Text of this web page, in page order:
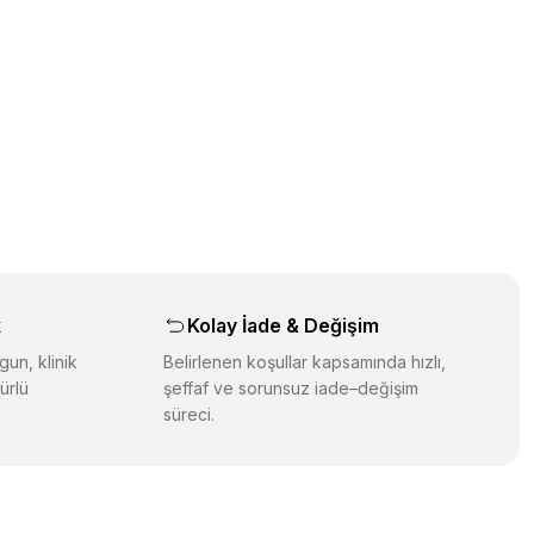
klinik
Kolay İade & Değişim
Belirlenen koşullar kapsamında hızlı,
şeffaf ve sorunsuz iade–değişim
süreci.